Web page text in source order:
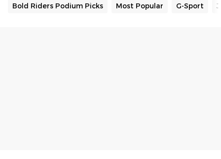
Bold Riders Podium Picks Most Popular G-Sport